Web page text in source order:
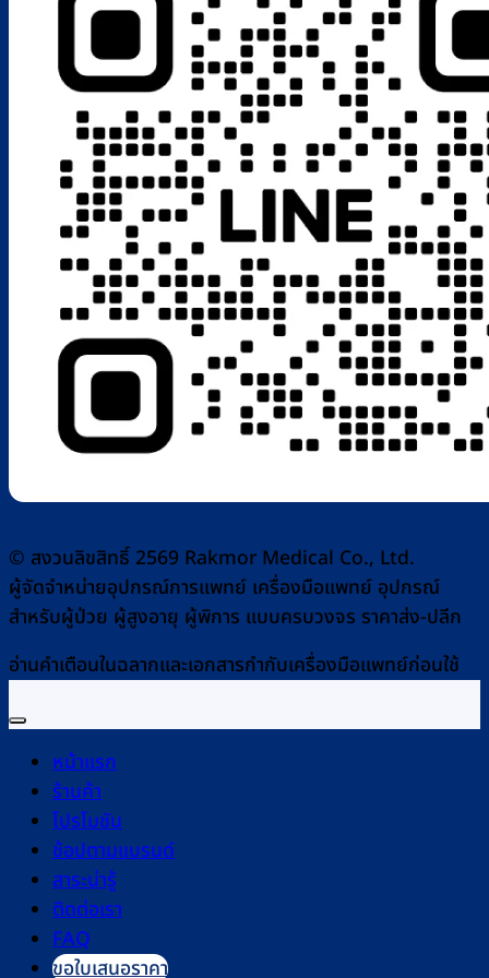
© สงวนลิขสิทธิ์ 2569 Rakmor Medical Co., Ltd.
ผู้จัดจำหน่ายอุปกรณ์การแพทย์ เครื่องมือแพทย์ อุปกรณ์
สำหรับผู้ป่วย ผู้สูงอายุ ผู้พิการ แบบครบวงจร ราคาส่ง-ปลีก
อ่านคำเตือนในฉลากและเอกสารกำกับเครื่องมือแพทย์ก่อนใช้
หน้าแรก
ร้านค้า
โปรโมชัน
ช้อปตามแบรนด์
สาระน่ารู้
ติดต่อเรา
FAQ
ขอใบเสนอราคา